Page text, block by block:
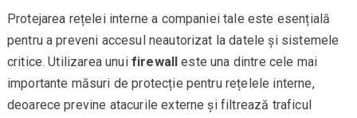
Protejarea rețelei interne a companiei tale este esențială
pentru a preveni accesul neautorizat la datele și sistemele
critice. Utilizarea unui firewall
este una dintre cele mai
importante măsuri de protecție pentru rețelele interne,
deoarece previne atacurile externe și filtrează traficul